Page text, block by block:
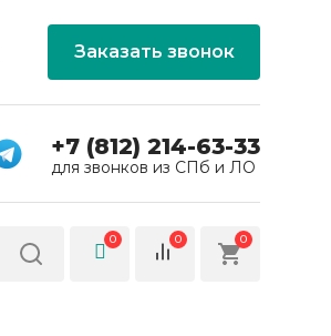
Заказать звонок
+7 (812) 214-63-33
для звонков из СПб и ЛО
0 0 0